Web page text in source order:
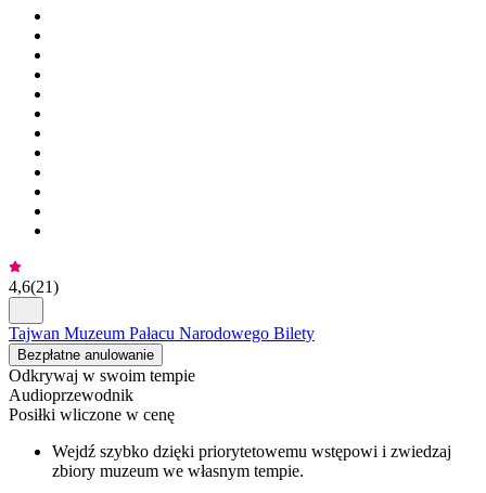
4,6(21)
Tajwan Muzeum Pałacu Narodowego Bilety
Bezpłatne anulowanie
Odkrywaj w swoim tempie
Audioprzewodnik
Posiłki wliczone w cenę
Wejdź szybko dzięki priorytetowemu wstępowi i zwiedzaj
zbiory muzeum we własnym tempie.